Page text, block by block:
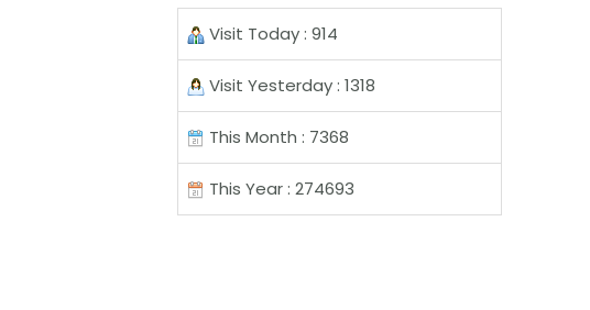
Visit Today : 914
Visit Yesterday : 1318
This Month : 7368
This Year : 274693